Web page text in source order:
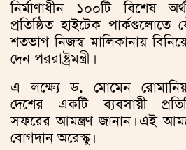
নির্মাণাধীন ১০০টি বিশেষ
প্রতিষ্ঠিত হাইটেক পার্কগুলোতে
শতভাগ নিজস্ব মালিকানায়
দেন পররাষ্ট্রমন্ত্রী।
এ লক্ষ্যে ড. মোমেন
দেশের একটি ব্যবসায়ী
সফরের আমন্ত্রণ জানান। এই
বোগদান অরেস্কু।